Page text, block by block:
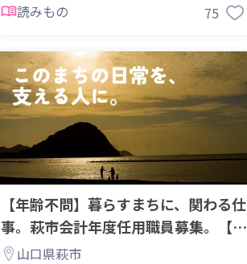
読みもの
75
【年齢不問】暮らすまちに、関わる仕
事。萩市会計年度任用職員募集。【週
3～OK】
山口県萩市